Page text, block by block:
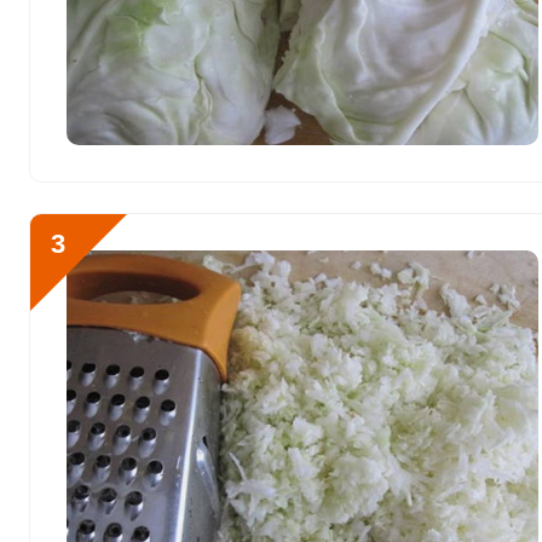
Натрий 7982.3 мг
Сера 784 мг
Фосфор 1118.2 мг
Алюминий
Железо
Йод 77.8 мкг
Кобальт 126.7 мкг
Литий 774.2 мкг
Марганец 3.3 мкг
Медь 1850.5 мкг
3